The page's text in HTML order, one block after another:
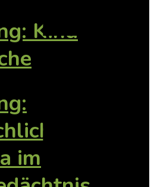
Kind
im